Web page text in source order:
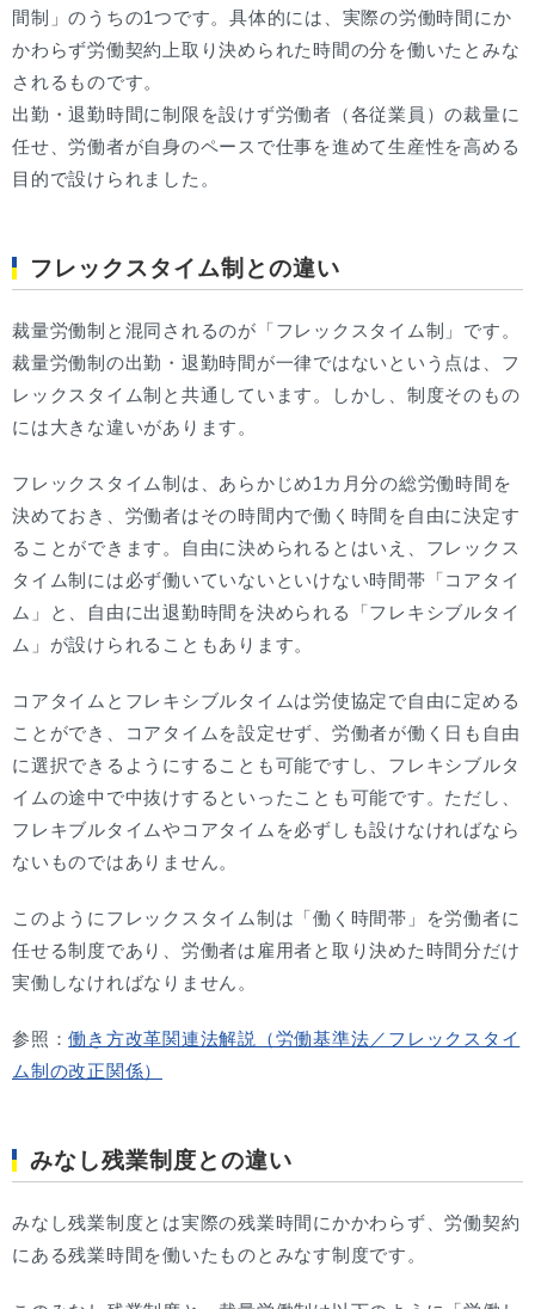
間制」のうちの1つです。具体的には、実際の労働時間にか
かわらず労働契約上取り決められた時間の分を働いたとみな
されるものです。
出勤・退勤時間に制限を設けず労働者（各従業員）の裁量に
任せ、労働者が自身のペースで仕事を進めて生産性を高める
目的で設けられました。
フレックスタイム制との違い
裁量労働制と混同されるのが「フレックスタイム制」です。
裁量労働制の出勤・退勤時間が一律ではないという点は、フ
レックスタイム制と共通しています。しかし、制度そのもの
には大きな違いがあります。
フレックスタイム制は、あらかじめ1カ月分の総労働時間を
決めておき、労働者はその時間内で働く時間を自由に決定す
ることができます。自由に決められるとはいえ、フレックス
タイム制には必ず働いていないといけない時間帯「コアタイ
ム」と、自由に出退勤時間を決められる「フレキシブルタイ
ム」が設けられることもあります。
コアタイムとフレキシブルタイムは労使協定で自由に定める
ことができ、コアタイムを設定せず、労働者が働く日も自由
に選択できるようにすることも可能ですし、フレキシブルタ
イムの途中で中抜けするといったことも可能です。ただし、
フレキブルタイムやコアタイムを必ずしも設けなければなら
ないものではありません。
このようにフレックスタイム制は「働く時間帯」を労働者に
任せる制度であり、労働者は雇用者と取り決めた時間分だけ
実働しなければなりません。
参照：働き方改革関連法解説（労働基準法／フレックスタイ
ム制の改正関係）
みなし残業制度との違い
みなし残業制度とは実際の残業時間にかかわらず、労働契約
にある残業時間を働いたものとみなす制度です。